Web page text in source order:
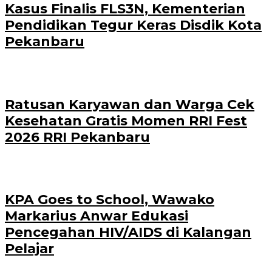
Kasus Finalis FLS3N, Kementerian
Pendidikan Tegur Keras Disdik Kota
Pekanbaru
‎Ratusan Karyawan dan Warga Cek
Kesehatan Gratis Momen RRI Fest
2026 RRI Pekanbaru
‎KPA Goes to School, Wawako
Markarius Anwar Edukasi
Pencegahan HIV/AIDS di Kalangan
Pelajar